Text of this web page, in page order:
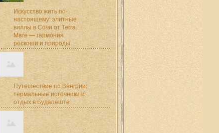
Искусство жить по-
настоящему: элитные
виллы в Сочи от Terra
Mare — гармония
роскоши и природы
Путешествие по Венгрии:
термальные источники и
отдых в Будапеште